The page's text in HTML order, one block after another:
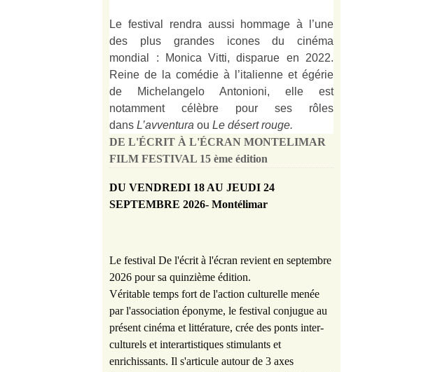
Le festival rendra aussi hommage à l’une
des plus grandes icones du cinéma
mondial : Monica Vitti, disparue en 2022.
Reine de la comédie à l’italienne et égérie
de Michelangelo Antonioni, elle est
notamment célèbre pour ses rôles
dans L’avventura ou Le désert rouge.
DE L'ÉCRIT À L'ÉCRAN MONTELIMAR
FILM FESTIVAL 15 ème édition
DU VENDREDI 18 AU JEUDI 24
SEPTEMBRE 2026- Montélimar
Le festival De l'écrit à l'écran revient en septembre
2026 pour sa quinzième édition.
Véritable temps fort de l'action culturelle menée
par l'association éponyme, le festival conjugue au
présent cinéma et littérature, crée des ponts inter-
culturels et interartistiques stimulants et
enrichissants. Il s'articule autour de 3 axes